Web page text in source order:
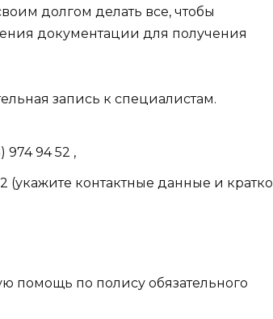
долгом делать все, чтобы
документации для получения
запись к специалистам.
974 94 52 ,
(укажите контактные данные и кратко
помощь по полису обязательного